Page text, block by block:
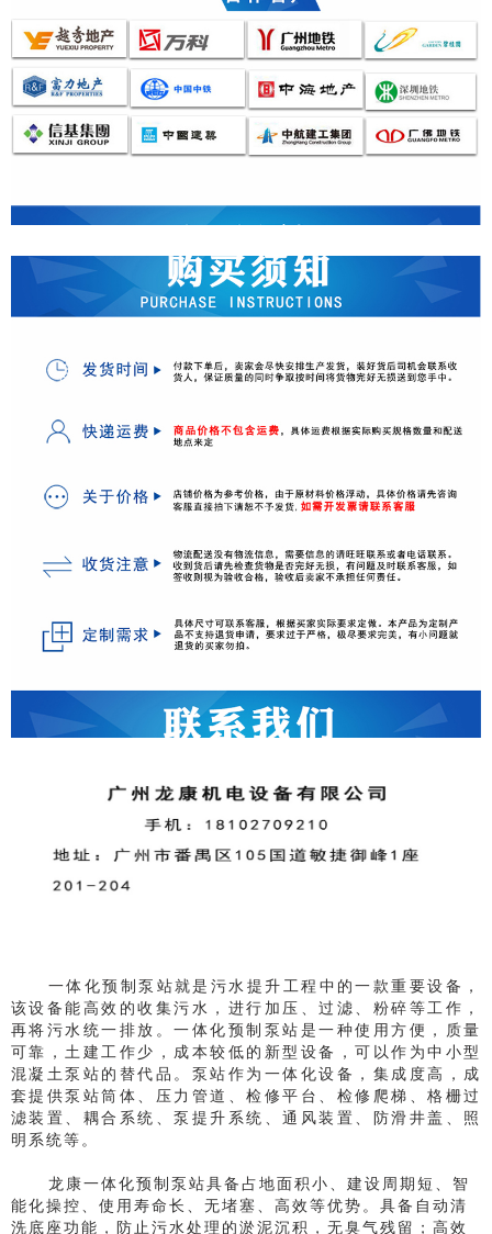
一体化预制泵站就是污水提升工程中的一款重要设备，
该设备能高效的收集污水，进行加压、过滤、粉碎等工作，
再将污水统一排放。一体化预制泵站 是一种使用方便，质量
可靠，土建工作少，成本较低的新型设备，可以作为中小型
混凝土泵站的替代品。 泵站 作为一体化设备， 集成 度高， 成
套提供泵站筒体、压力管道、检修平台、检修爬梯、格栅过
滤装置、耦合系统、泵提升系统、通风装置、防滑井盖、照
明系统等。
龙康一体化预制泵站具备占地面积小、建设周期短、智
能化操控、使用寿命长、无堵塞、高效等优势。 具备自动清
洗底座功能，防止污水处理的淤泥沉积，无臭气残留； 高效